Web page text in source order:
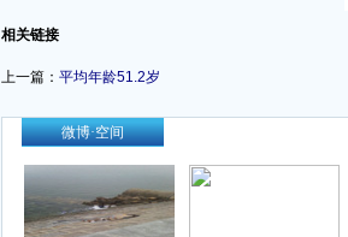
-相关链接
上一篇： 平均年龄51.2岁